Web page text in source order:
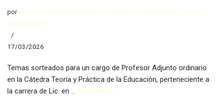
porDirección de Publicaciones y Comunicación Facultad de Trabajo
Social (UNLP)
17/03/2026
Temas sorteados para un cargo de Profesor Adjunto ordinario
en la Cátedra Teoría y Práctica de la Educación, perteneciente a
la carrera de Lic. en … Read More »